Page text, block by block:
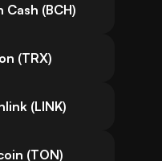
(BCH)
(TRX)
(LINK)
(TON)